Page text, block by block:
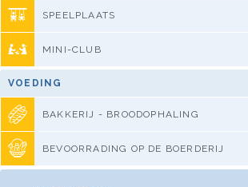
SPEELPLAATS
MINI-CLUB
VOEDING
BAKKERIJ - BROODOPHALING
BEVOORRADING OP DE BOERDERIJ